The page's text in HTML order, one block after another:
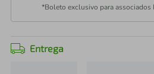
*Boleto exclusivo para associados
Entrega